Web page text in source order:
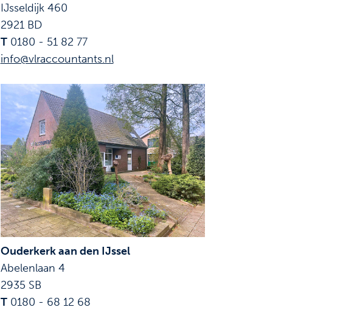
IJsseldijk 460
2921 BD
T0180 - 51 82 77
info@vlraccountants.nl
Ouderkerk aan den IJssel
Abelenlaan 4
2935 SB
T0180 - 68 12 68